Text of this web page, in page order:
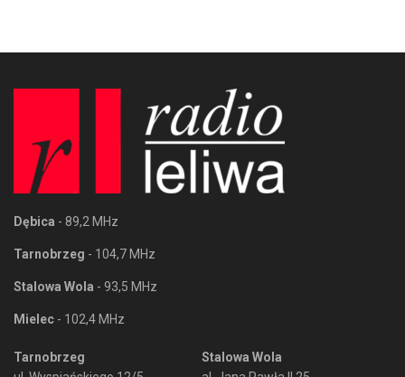
Dębica - 89,2 MHz
Tarnobrzeg - 104,7 MHz
Stalowa Wola - 93,5 MHz
Mielec - 102,4 MHz
Tarnobrzeg
Stalowa Wola